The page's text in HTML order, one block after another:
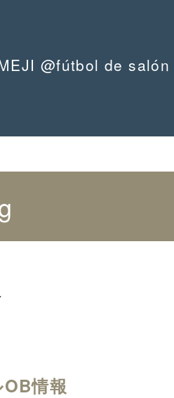
@fútbol de salón
情報